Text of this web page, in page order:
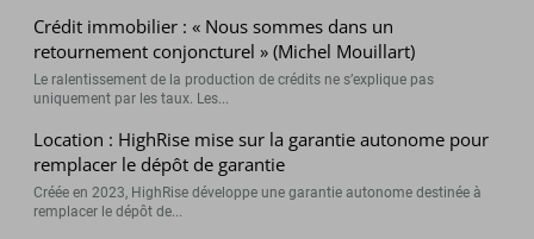
Crédit immobilier : « Nous sommes dans un
retournement conjoncturel » (Michel Mouillart)
Le ralentissement de la production de crédits ne s’explique pas
uniquement par les taux. Les...
Location : HighRise mise sur la garantie autonome pour
remplacer le dépôt de garantie
Créée en 2023, HighRise développe une garantie autonome destinée à
remplacer le dépôt de...